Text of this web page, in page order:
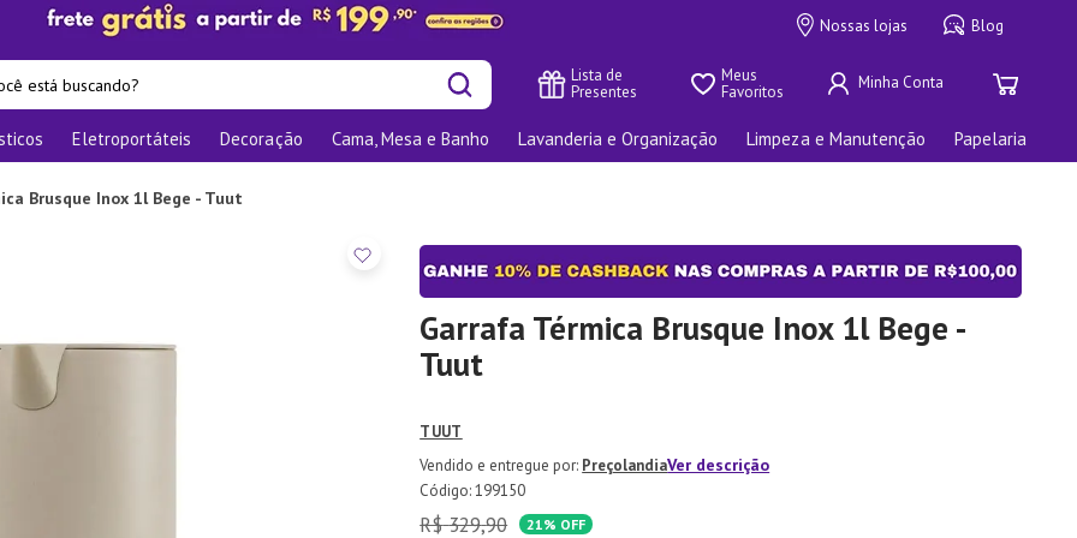
Nossas lojas Blog
está buscando?
Lista de
Presentes
Meus
Favoritos
Eletroportáteis Decoração Cama, Mesa e Banho Lavanderia e Organização Limpeza e Manutenção Papelaria
Brusque Inox 1l Bege - Tuut
Garrafa Térmica Brusque Inox 1l Bege -
Tuut
TUUT
PreçolandiaVer descrição
:199150
R$ 329,90 21% OFF
buscados